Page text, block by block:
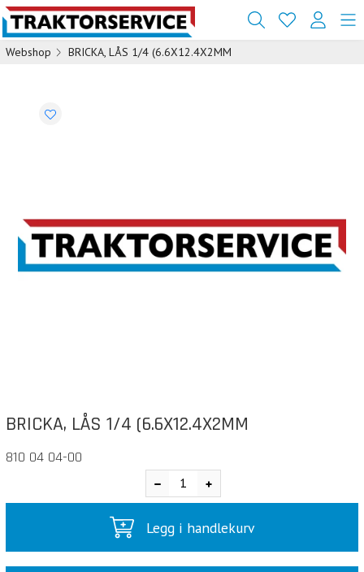
Webshop BRICKA, LÅS 1/4 (6.6X12.4X2MM
BRICKA, LÅS 1/4 (6.6X12.4X2MM
810 04 04-00
Legg i handlekurv